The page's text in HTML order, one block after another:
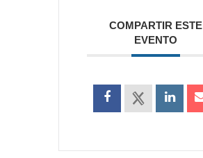
COMPARTIR ESTE
EVENTO